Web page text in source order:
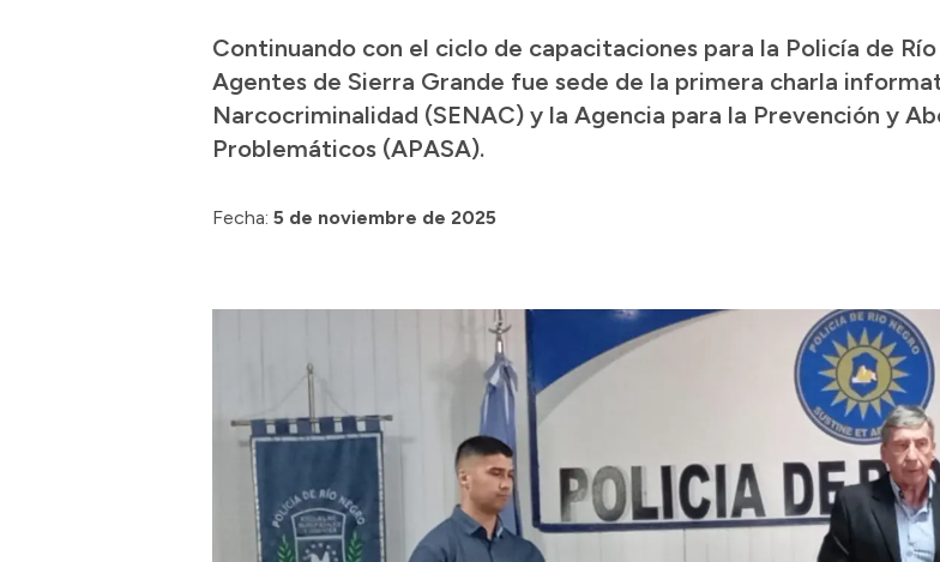
Continuando con el ciclo de capacitaciones para la Policía de
Agentes de Sierra Grande fue sede de la primera charla
Narcocriminalidad (SENAC) y la Agencia para la Prevención y
Problemáticos (APASA).
Fecha: 5 de noviembre de 2025